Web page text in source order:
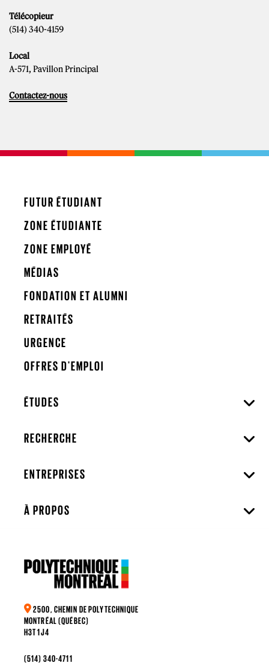
Télécopieur
(514) 340-4159
Local
A-571, Pavillon Principal
Contactez-nous
FUTUR ÉTUDIANT
ZONE ÉTUDIANTE
ZONE EMPLOYÉ
MÉDIAS
FONDATION ET ALUMNI
RETRAITÉS
URGENCE
OFFRES D'EMPLOI
ÉTUDES
RECHERCHE
ENTREPRISES
À PROPOS
2500, CHEMIN DE POLYTECHNIQUE
MONTRÉAL (QUÉBEC)
H3T 1J4
(514) 340-4711